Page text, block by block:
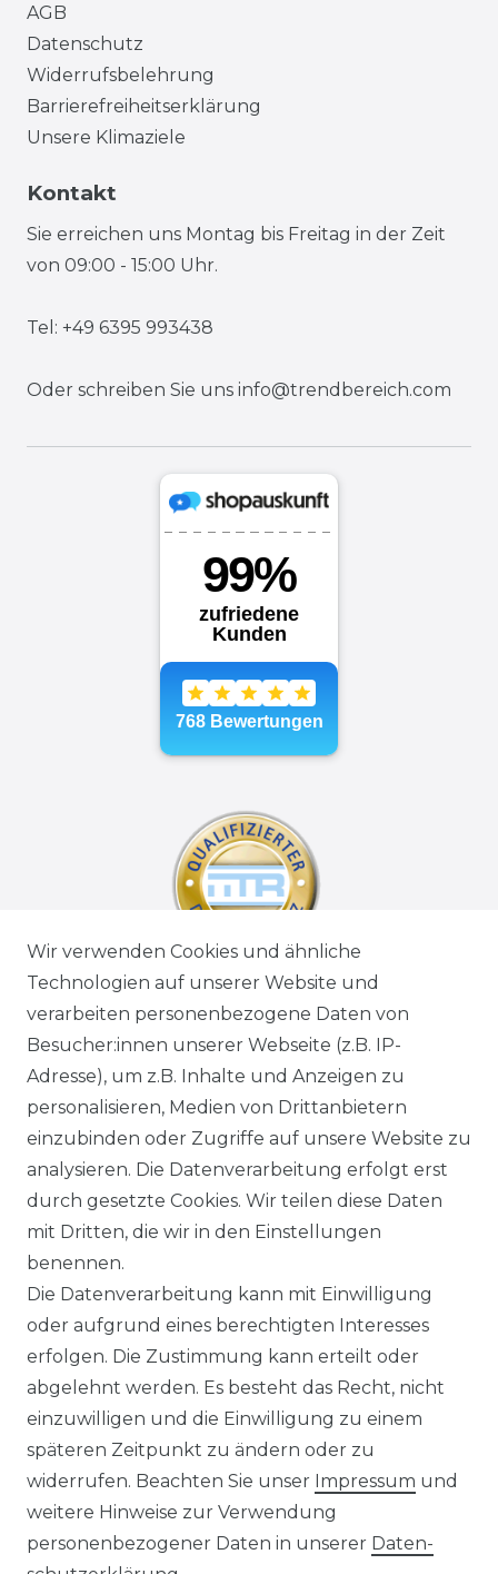
AGB
Datenschutz
Widerrufsbelehrung
Barrierefreiheitserklärung
Unsere Klimaziele
Kontakt
Sie erreichen uns Montag bis Freitag in der Zeit
von 09:00 - 15:00 Uhr.
Tel: +49 6395 993438
Oder schreiben Sie uns info@trendbereich.com
Wir verwenden Cookies und ähnliche
Technologien auf unserer Website und
verarbeiten personenbezogene Daten von
Besucher:innen unserer Webseite (z.B. IP-
Adresse), um z.B. Inhalte und Anzeigen zu
personalisieren, Medien von Drittanbietern
einzubinden oder Zugriffe auf unsere Website zu
analysieren. Die Datenverarbeitung erfolgt erst
durch gesetzte Cookies. Wir teilen diese Daten
mit Dritten, die wir in den Einstellungen
benennen.
Die Datenverarbeitung kann mit Einwilligung
oder aufgrund eines berechtigten Interesses
erfolgen. Die Zustimmung kann erteilt oder
abgelehnt werden. Es besteht das Recht, nicht
einzuwilligen und die Einwilligung zu einem
späteren Zeitpunkt zu ändern oder zu
widerrufen. Beachten Sie unser Impressum und
weitere Hinweise zur Verwendung
personenbezogener Daten in unserer Daten­